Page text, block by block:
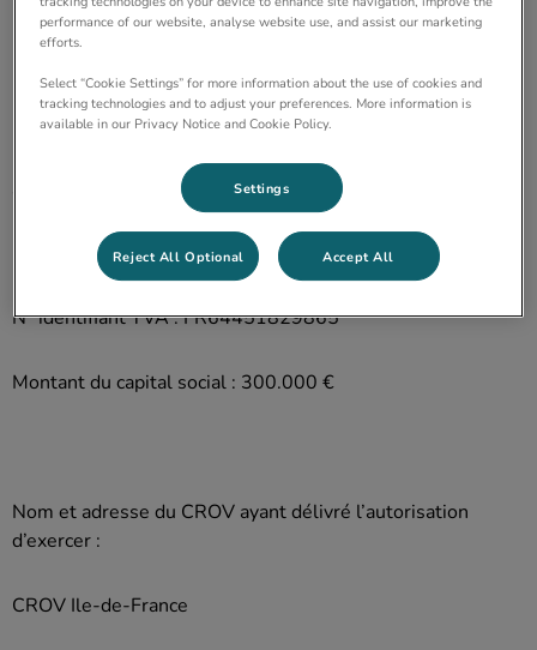
Immatriculée au RCS le 28.01.2004
sous le numéro Nanterre 451 829 865
N° SIRET : 45182986501693
N° identifiant TVA : FR64451829865
Montant du capital social : 300.000 €
Nom et adresse du CROV ayant délivré l’autorisation
d’exercer :
CROV Ile-de-France
performance of our website, analyse website use, and assist our marketing
efforts.
Select “Cookie Settings” for more information about the use of cookies and
tracking technologies and to adjust your preferences. More information is
available in our Privacy Notice and Cookie Policy.
Settings
Reject All Optional Accept All